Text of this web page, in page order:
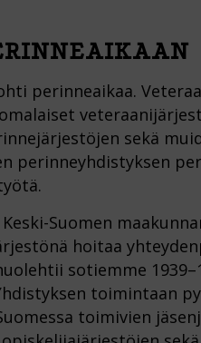
perinneaikaa.
sekä
perinneyhdistyksen
Suomen
hoitaa
sotiemme
toimintaan
toimivien